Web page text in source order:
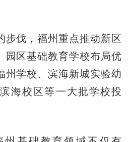
伐，福州重点推动新区
园区基础教育学校布局优
州学校、滨海新城实验幼
海校区等一大批学校投